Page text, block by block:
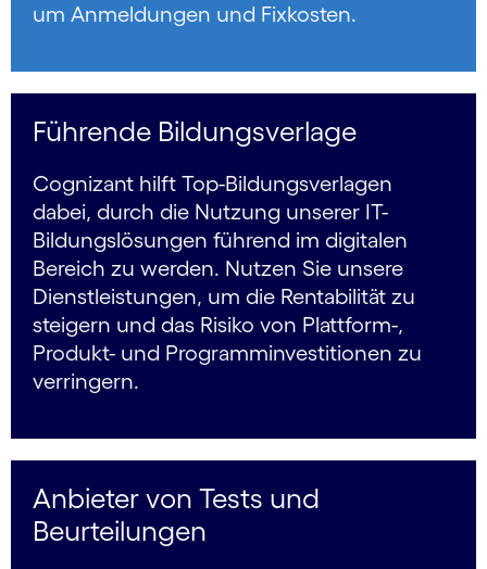
um Anmeldungen und Fixkosten.
Führende Bildungsverlage
Cognizant hilft Top-Bildungsverlagen
dabei, durch die Nutzung unserer IT-
Bildungslösungen führend im digitalen
Bereich zu werden. Nutzen Sie unsere
Dienstleistungen, um die Rentabilität zu
steigern und das Risiko von Plattform-,
Produkt- und Programminvestitionen zu
verringern.
Anbieter von Tests und
Beurteilungen